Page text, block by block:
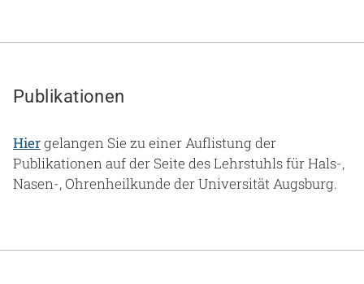
Publikationen
Hiergelangen Sie zu einer Auflistung der
Publikationen auf der Seite des Lehrstuhls für Hals-,
Nasen-, Ohrenheilkunde der Universität Augsburg.